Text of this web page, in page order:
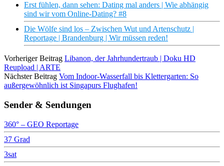
Erst fühlen, dann sehen: Dating mal anders | Wie abhängig
sind wir vom Online-Dating? #8
Die Wölfe sind los – Zwischen Wut und Artenschutz |
Reportage | Brandenburg | Wir müssen reden!
Vorheriger Beitrag Libanon, der Jahrhundertraub | Doku HD
Reupload | ARTE
Nächster Beitrag Vom Indoor-Wasserfall bis Klettergarten: So
außergewöhnlich ist Singapurs Flughafen!
Sender & Sendungen
360° – GEO Reportage
37 Grad
3sat